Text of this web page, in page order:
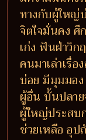
ทางกับผู้ใหญ่
จิตใจมั่นคง ศึ
เก่ง ฟันฝ่าวิ
คนมาเล่าเรื่
บ่อย มีมุมมอ
ผู้อื่น บั้นปลาย
ผู้ใหญ่ประสบ
ช่วยเหลือ อุ